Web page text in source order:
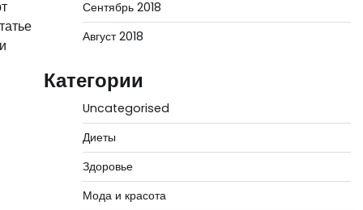
Сентябрь 2018
Август 2018
Категории
Uncategorised
Диеты
Здоровье
Мода и красота